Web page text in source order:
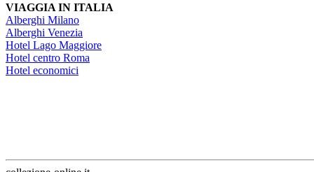
VIAGGIA IN ITALIA
Alberghi Milano
Alberghi Venezia
Hotel Lago Maggiore
Hotel centro Roma
Hotel economici